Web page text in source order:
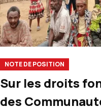
NOTE DE POSITION
Sur les droits
des